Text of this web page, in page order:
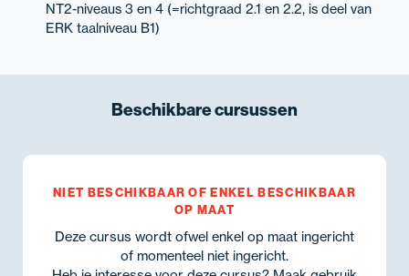
NT2-niveaus 3 en 4 (=richtgraad 2.1 en 2.2, is deel van
ERK taalniveau B1)
Beschikbarecursussen
NIET BESCHIKBAAR OF ENKEL BESCHIKBAAR
OP MAAT
Deze cursus wordt ofwel enkel op maat ingericht
of momenteel niet ingericht.